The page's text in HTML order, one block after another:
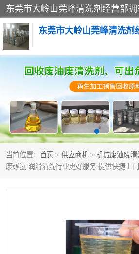
东莞市大岭山莞峰清洗剂
当前位置： 首页 > 供应商机 > 机械废油废清
废碳氢 润滑清洗行业更好服务 提供快捷上
废清
废溶剂油回收 机械
废碳氢回收 碳氢
碳氢二氯回收 回收
上门